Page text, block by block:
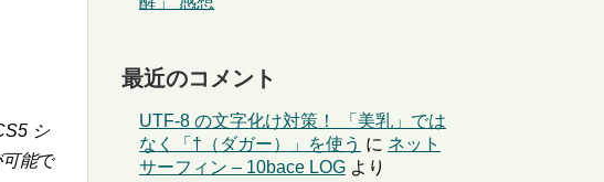
シ
能で
最近のコメント
UTF-8 の文字化け対策！ 「美乳」では
なく「†（ダガー）」を使う に ネット
サーフィン – 10bace LOG より